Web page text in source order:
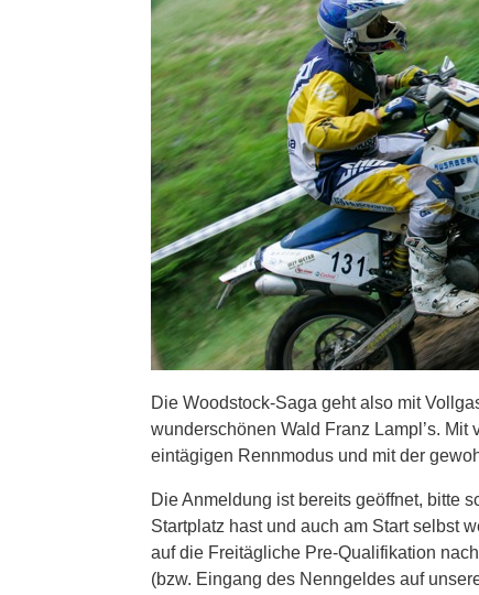
Die Woodstock-Saga geht also mit
wunderschönen Wald Franz Lampl’s.
eintägigen Rennmodus und mit der
Die Anmeldung ist bereits geöffnet, bitte
Startplatz hast und auch am Start selbst
auf die Freitägliche Pre-Qualifikation
(bzw. Eingang des Nenngeldes auf